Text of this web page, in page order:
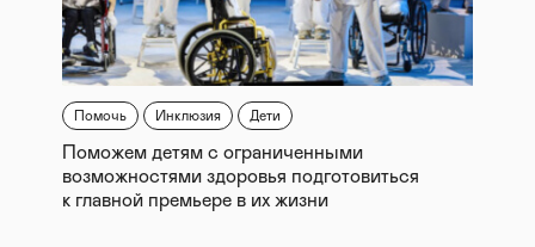
Помочь Инклюзия Дети
Поможем детям с ограниченными
возможностями здоровья подготовиться
к главной премьере в их жизни